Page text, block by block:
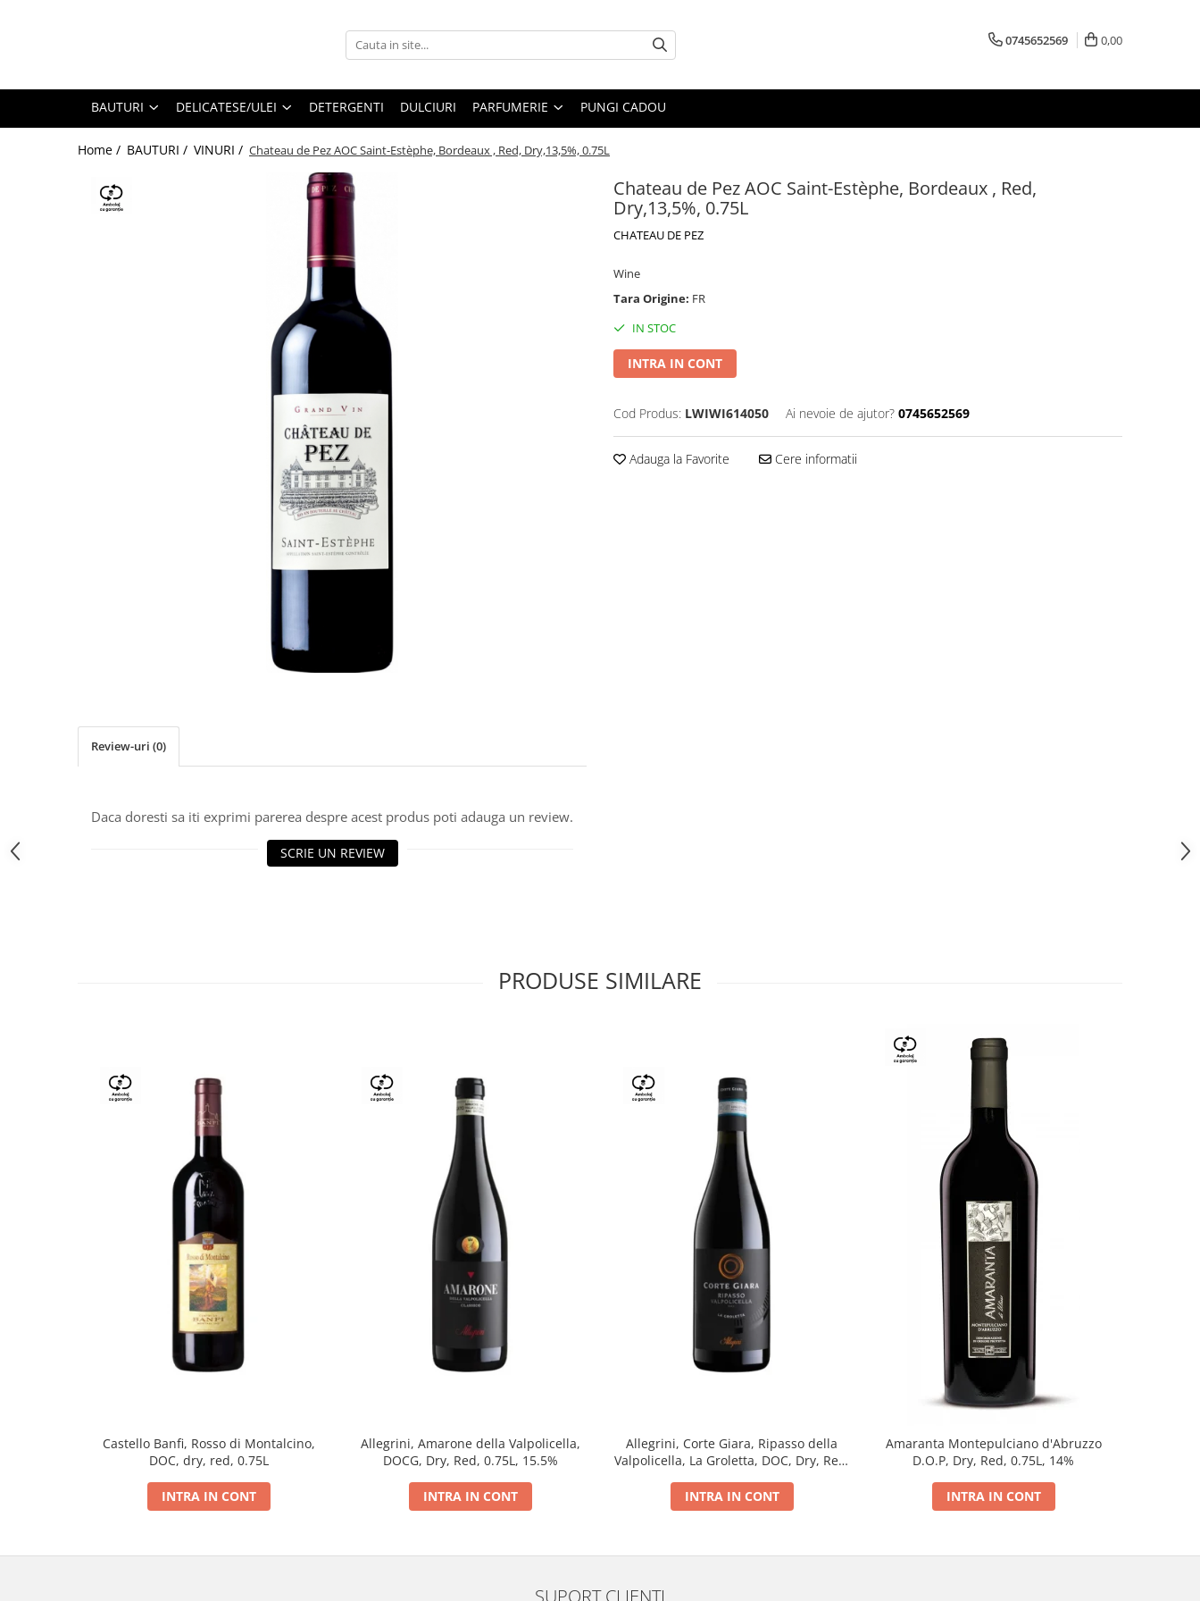
PARFUMURI
0745652569 0,00
BAUTURI DELICATESE/ULEI DETERGENTI DULCIURI PARFUMERIE PUNGI CADOU
Home / BAUTURI / VINURI / Chateau de Pez AOC Saint-Estèphe, Bordeaux , Red, Dry,13,5%, 0.75L
Chateau de Pez AOC Saint-Estèphe, Bordeaux , Red,
Dry,13,5%, 0.75L
CHATEAU DE PEZ
Wine
Tara Origine: FR
IN STOC
INTRA IN CONT
Cod Produs: LWIWI614050 Ai nevoie de ajutor? 0745652569
Adauga la Favorite Cere informatii
Review-uri (0)
Daca doresti sa iti exprimi parerea despre acest produs poti adauga un review.
SCRIE UN REVIEW
PRODUSE SIMILARE
Castello Banfi, Rosso di Montalcino,
DOC, dry, red, 0.75L
INTRA IN CONT
Allegrini, Amarone della Valpolicella,
DOCG, Dry, Red, 0.75L, 15.5%
INTRA IN CONT
Allegrini, Corte Giara, Ripasso della
Valpolicella, La Groletta, DOC, Dry, Red,
INTRA IN CONT
Amaranta Montepulciano d'Abruzzo
D.O.P, Dry, Red, 0.75L, 14%
INTRA IN CONT
SUPORT CLIENTI